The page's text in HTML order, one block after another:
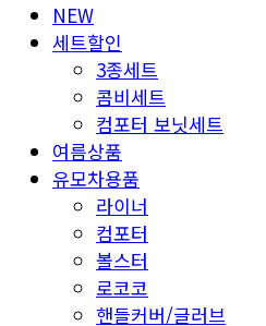
NEW
세트할인
3종세트
콤비세트
컴포터 보닛세트
여름상품
유모차용품
라이너
컴포터
볼스터
로코코
핸들커버/글러브